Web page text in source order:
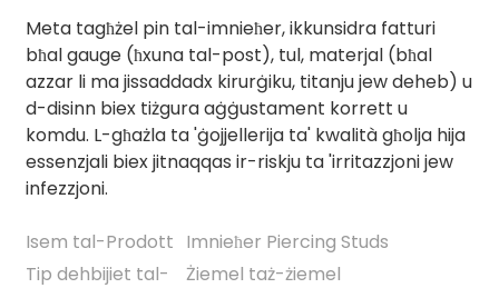
Meta tagħżel pin tal-imnieħer, ikkunsidra fatturi
bħal gauge (ħxuna tal-post), tul, materjal (bħal
azzar li ma jissaddadx kirurġiku, titanju jew deheb) u
d-disinn biex tiżgura aġġustament korrett u
komdu. L-għażla ta 'ġojjellerija ta' kwalità għolja hija
essenzjali biex jitnaqqas ir-riskju ta 'irritazzjoni jew
infezzjoni.
Isem tal-Prodott Imnieħer Piercing Studs
Tip dehbijiet tal-
Żiemel taż-żiemel